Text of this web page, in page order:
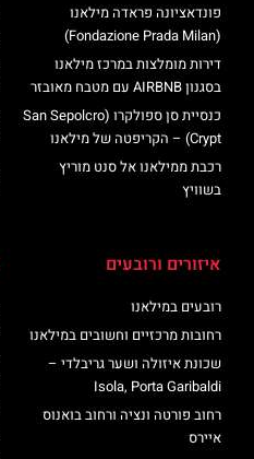
פונדאציונה פראדה מילאנו
(Fondazione Prada Milan)
דירות מומלצות במרכז מילאנו
בסגנון AIRBNB עם מטבח מאובזר
כנסיית סן ספולקרו (San Sepolcro
Crypt) – הקריפטה של מילאנו
רכבת ממילאנו אל סנט מוריץ
בשוויץ
איזורים ורובעים
רובעים במילאנו
רחובות מרכזיים וחשובים במילאנו
שכונת איזולה ושער גריבלדי –
Isola, Porta Garibaldi
רחוב פורטה ונציה ורחוב בואנוס
איירס